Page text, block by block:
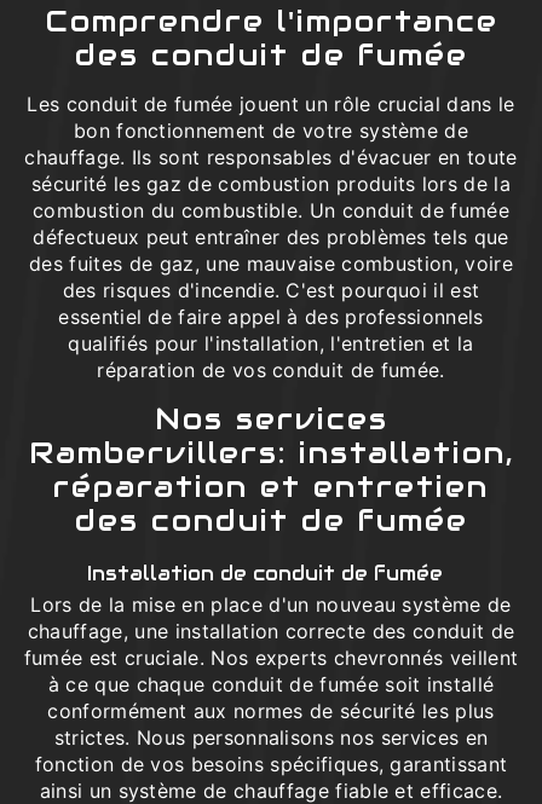
Comprendre l'importance
des conduit de fumée
Les conduit de fumée jouent un rôle crucial dans le
bon fonctionnement de votre système de
chauffage. Ils sont responsables d'évacuer en toute
sécurité les gaz de combustion produits lors de la
combustion du combustible. Un conduit de fumée
défectueux peut entraîner des problèmes tels que
des fuites de gaz, une mauvaise combustion, voire
des risques d'incendie. C'est pourquoi il est
essentiel de faire appel à des professionnels
qualifiés pour l'installation, l'entretien et la
réparation de vos conduit de fumée.
Nos services
Rambervillers: installation,
réparation et entretien
des conduit de fumée
Installation de conduit de fumée
Lors de la mise en place d'un nouveau système de
chauffage, une installation correcte des conduit de
fumée est cruciale. Nos experts chevronnés veillent
à ce que chaque conduit de fumée soit installé
conformément aux normes de sécurité les plus
strictes. Nous personnalisons nos services en
fonction de vos besoins spécifiques, garantissant
ainsi un système de chauffage fiable et efficace.